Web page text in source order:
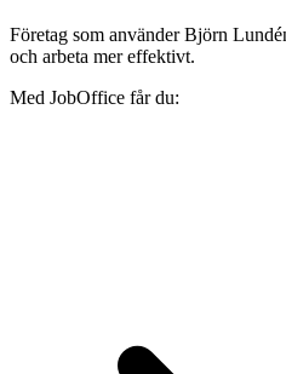
Företag som använder Björn
och arbeta mer effektivt.
Med JobOffice får du: